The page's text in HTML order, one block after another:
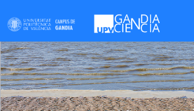
to
content